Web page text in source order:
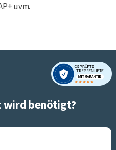
uvm.
wird benötigt?